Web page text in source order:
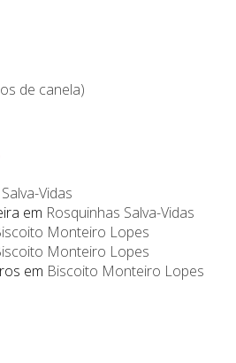
de canela)
Vidas
em Rosquinhas Salva-Vidas
Monteiro Lopes
Monteiro Lopes
em Biscoito Monteiro Lopes